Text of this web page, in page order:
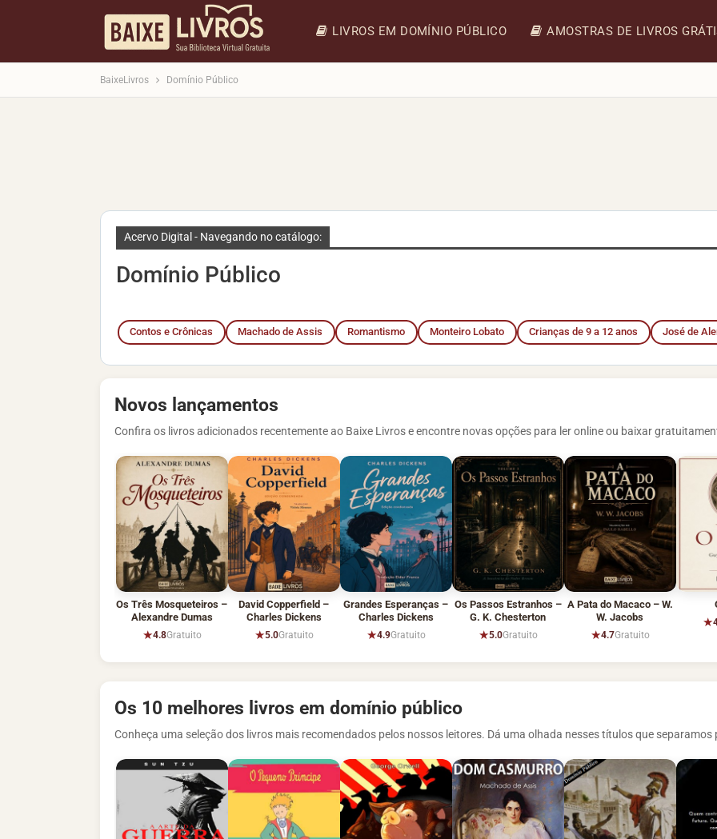
LIVROS EM DOMÍNIO PÚBLICO AMOSTRAS DE LIVROS
BaixeLivros Domínio Público
Acervo Digital - Navegando no catálogo:
Domínio Público
Contos e Crônicas Machado de Assis Romantismo Monteiro Lobato Crianças de 9 a 12 anos José de
Novos lançamentos
Confira os livros adicionados recentemente ao Baixe Livros e encontre novas opções para ler online ou baixar
Os Três Mosqueteiros –
Alexandre Dumas
★4.8Gratuito
David Copperfield –
Charles Dickens
★5.0Gratuito
Grandes Esperanças –
Charles Dickens
★4.9Gratuito
Os Passos Estranhos –
G. K. Chesterton
★5.0Gratuito
A Pata do Macaco – W.
W. Jacobs
★4.7Gratuito
★
Os 10 melhores livros em domínio público
Conheça uma seleção dos livros mais recomendados pelos nossos leitores. Dá uma olhada nesses títulos que separamos